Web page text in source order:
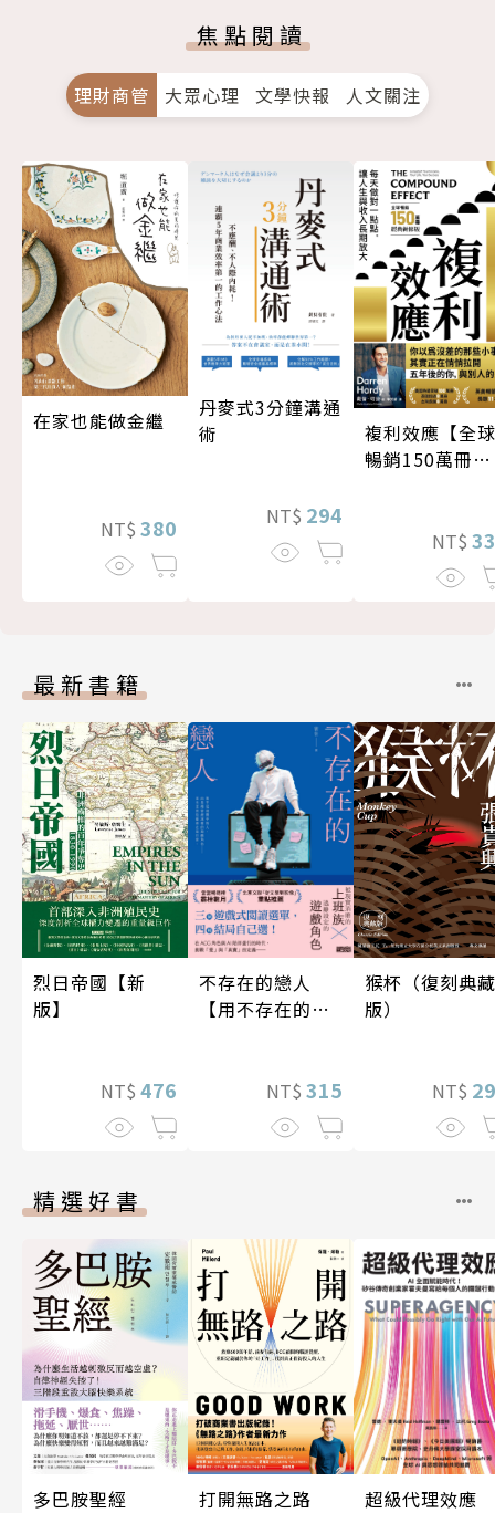
焦點閱讀
理財商管 大眾心理 文學快報 人文關注
在家也能做金繼
NT$ 380
丹麥式3分鐘溝通
術
NT$ 294
複利效應【全球
暢銷150萬冊・
NT$
最新書籍
烈日帝國【新
版】
NT$ 476
不存在的戀人
【用不存在的
NT$ 315
猴杯（復刻典藏
版）
NT$
精選好書
多巴胺聖經 打開無路之路 超級代理效應